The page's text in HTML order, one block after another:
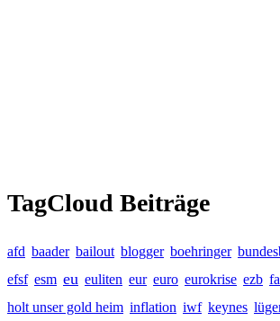
TagCloud Beiträge
afd baader bailout blogger boehringer
efsf esm eu euliten eur euro eurokrise ezb
holt unser gold heim inflation iwf keynes